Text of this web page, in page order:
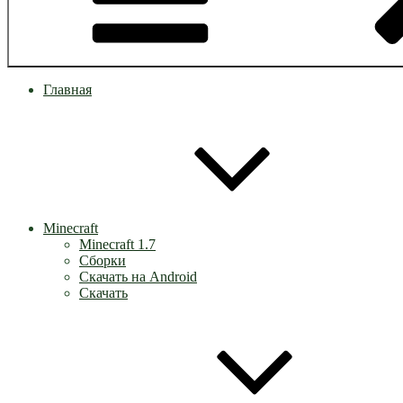
Главная
Minecraft
Minecraft 1.7
Сборки
Скачать на Android
Скачать